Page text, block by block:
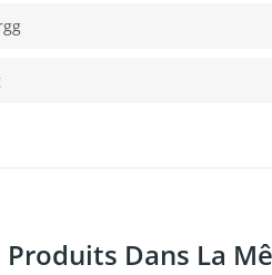
Dans La